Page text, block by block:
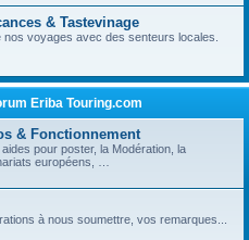
& Tastevinage
voyages avec des senteurs locales.
Eriba Touring.com
& Fonctionnement
pour poster, la Modération, la
européens, …
à nous soumettre, vos remarques...